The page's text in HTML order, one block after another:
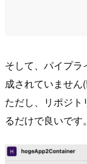
そして、パイプ
成されていません
ただし、リポジ
るだけで良いです。